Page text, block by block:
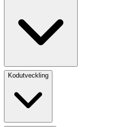
Kodutveckling